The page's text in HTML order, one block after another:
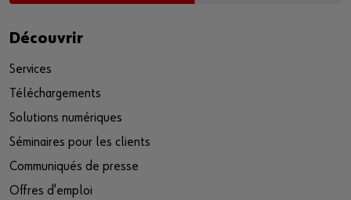
Découvrir
Services
Téléchargements
Solutions numériques
Séminaires pour les clients
Communiqués de presse
Offres d'emploi